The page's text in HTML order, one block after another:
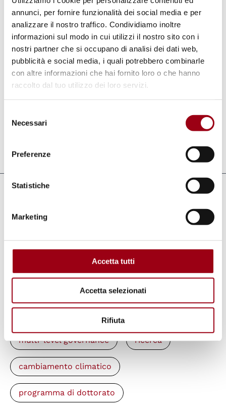
annunci, per fornire funzionalità dei social media e per
analizzare il nostro traffico. Condividiamo inoltre
informazioni sul modo in cui utilizzi il nostro sito con i
nostri partner che si occupano di analisi dei dati web,
pubblicità e social media, i quali potrebbero combinarle
con altre informazioni che hai fornito loro o che hanno
raccolto dal tuo utilizzo dei loro servizi.
delNecessari
Preferenze
Statistiche
Marketing
Accetta tutti
Accetta selezionati
Rifiuta
La commissione d'esame è stata presieduta
dal Prof. Mauro Varotto (Università di Padova)
insieme al Professor Odysseas Christou
(Università di Nicosia) e al Prof. Steve Ouma
Akoth (Università Tangaza).
La sua borsa di dottorato è stata cofinanziata
con le risorse del Programma PON REACT-EU.
Aggiornato il:
International Joint Ph.D Programme
Governance"
multi-level governance ricerca
cambiamento climatico
programma di dottorato